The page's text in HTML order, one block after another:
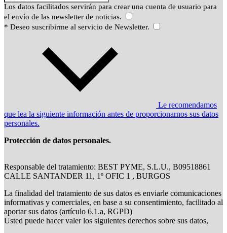
Los datos facilitados servirán para crear una cuenta de usuario para
el envío de las newsletter de noticias.
* Deseo suscribirme al servicio de Newsletter.
Le recomendamos
que lea la siguiente información antes de proporcionarnos sus datos
personales.
Protección de datos personales.
Responsable del tratamiento: BEST PYME, S.L.U., B09518861
CALLE SANTANDER 11, 1º OFIC 1 , BURGOS
La finalidad del tratamiento de sus datos es enviarle comunicaciones
informativas y comerciales, en base a su consentimiento, facilitado al
aportar sus datos (artículo 6.1.a, RGPD)
Usted puede hacer valer los siguientes derechos sobre sus datos,